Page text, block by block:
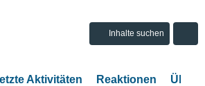
Inhalte suchen
Aktivitäten Reaktionen Über